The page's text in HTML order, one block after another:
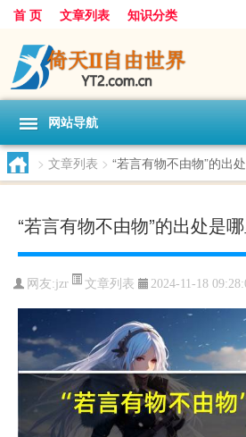
首 页 文章列表 知识分类
网站导航
> 文章列表 > “若言有物不由物”的出
“若言有物不由物”的出处是
网友:jzr 文章列表 2024-11-18